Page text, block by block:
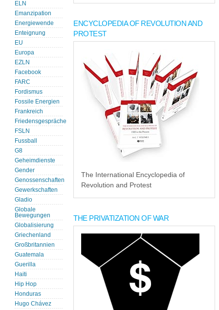
ELN
Emanzipation
Energiewende
Enteignung
EU
Europa
EZLN
Facebook
FARC
Fordismus
Fossile Energien
Frankreich
Friedensgespräche
FSLN
Fussball
G8
Geheimdienste
Gender
Genossenschaften
Gewerkschaften
Gladio
Globale
Bewegungen
Globalisierung
Griechenland
Großbritannien
Guatemala
Guerilla
Haiti
Hip Hop
Honduras
Hugo Chávez
ENCYCLOPEDIA OF REVOLUTION AND
PROTEST
The International Encyclopedia of
Revolution and Protest
THE PRIVATIZATION OF WAR